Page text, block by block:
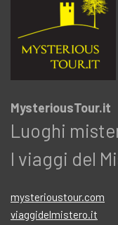
MysteriousTour.it
Luoghi
I viaggi del
mysterioustour.com
viaggidelmistero.it